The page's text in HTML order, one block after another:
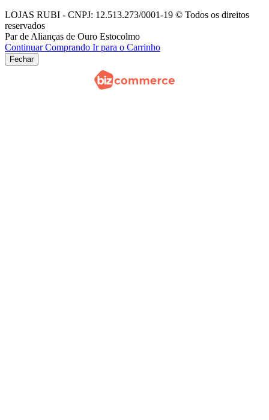
LOJAS RUBI - CNPJ: 12.513.273/0001-19 © Todos os direitos
reservados
Par de Alianças de Ouro Estocolmo
Continuar Comprando Ir para o Carrinho
Fechar